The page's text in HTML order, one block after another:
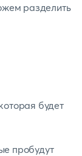
разделить
будет
пробудут